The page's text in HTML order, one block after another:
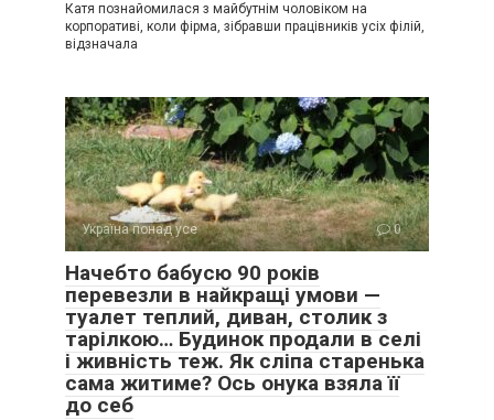
Катя познайомилася з майбутнім чоловіком на
корпоративі, коли фірма, зібравши працівників усіх філій,
відзначала
Україна понад усе 0
Начебто бабусю 90 років
перевезли в найкращі умови —
туалет теплий, диван, столик з
тарілкою… Будинок продали в селі
і живність теж. Як сліпа старенька
сама житиме? Ось онука взяла її
до себ